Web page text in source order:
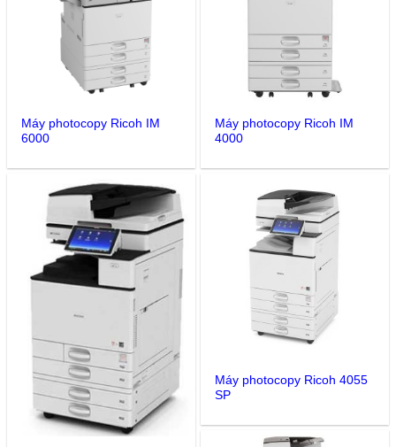
Máy photocopy Ricoh IM
6000
Máy photocopy Ricoh IM
4000
Máy photocopy Ricoh 4055
SP